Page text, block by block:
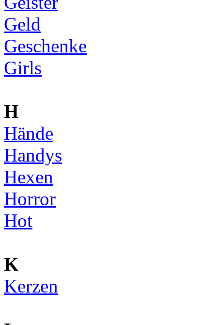
Geld
Geschenke
Girls
H
Hände
Handys
Hexen
Horror
Hot
K
Kerzen